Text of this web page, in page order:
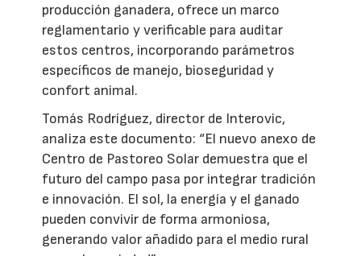
producción ganadera, ofrece un marco
reglamentario y verificable para auditar
estos centros, incorporando parámetros
específicos de manejo, bioseguridad y
confort animal.
Tomás Rodríguez, director de Interovic,
analiza este documento: “El nuevo anexo de
Centro de Pastoreo Solar demuestra que el
futuro del campo pasa por integrar tradición
e innovación. El sol, la energía y el ganado
pueden convivir de forma armoniosa,
generando valor añadido para el medio rural